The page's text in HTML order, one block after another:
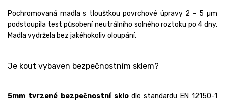
Pochromovaná madla s tloušťkou povrchové úpravy 2 – 5 µm
podstoupila test působení neutrálního solného roztoku po 4 dny.
Madla vydržela bez jakéhokoliv oloupání.
Je kout vybaven bezpečnostním sklem?
5mm tvrzené bezpečnostní sklodle standardu EN 12150-1